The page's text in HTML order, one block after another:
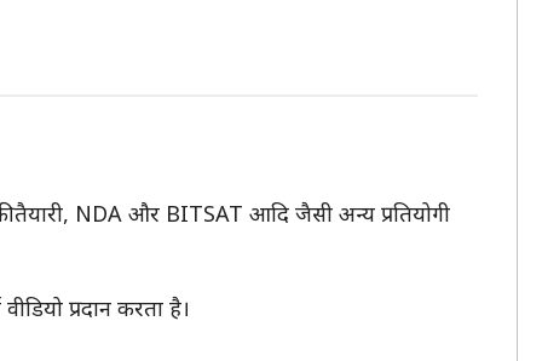
NDA और BITSAT आदि जैसी अन्य प्रतियोगी
प्रदान करता है।